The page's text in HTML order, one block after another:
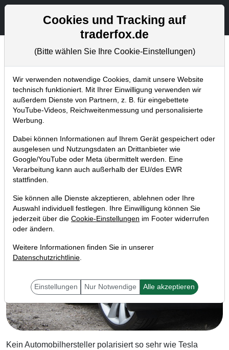
Aktien- und Artikelsuche
Chartanalysen
Home Blog Chartanalysen
Chartanalyse Tesla: Kurz vor einem
neuen Aufwärts-Impuls?
29.12.2017 um 15:49 Uhr | P. Uhlschmied
Kein Automobilhersteller polarisiert so sehr wie Tesla
Cookies und Tracking auf
traderfox.de
(Bitte wählen Sie Ihre Cookie-Einstellungen)
Wir verwenden notwendige Cookies, damit unsere Website
technisch funktioniert. Mit Ihrer Einwilligung verwenden wir
außerdem Dienste von Partnern, z. B. für eingebettete
YouTube-Videos, Reichweitenmessung und personalisierte
Werbung.
Dabei können Informationen auf Ihrem Gerät gespeichert oder
ausgelesen und Nutzungsdaten an Drittanbieter wie
Google/YouTube oder Meta übermittelt werden. Eine
Verarbeitung kann auch außerhalb der EU/des EWR
stattfinden.
Sie können alle Dienste akzeptieren, ablehnen oder Ihre
Auswahl individuell festlegen. Ihre Einwilligung können Sie
jederzeit über die Cookie-Einstellungen im Footer widerrufen
oder ändern.
Weitere Informationen finden Sie in unserer
Datenschutzrichtlinie.
Einstellungen Nur Notwendige Alle akzeptieren